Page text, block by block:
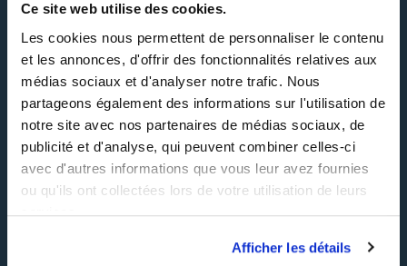
Ce site web utilise des cookies.
Les cookies nous permettent de personnaliser le contenu
et les annonces, d'offrir des fonctionnalités relatives aux
médias sociaux et d'analyser notre trafic. Nous
partageons également des informations sur l'utilisation de
notre site avec nos partenaires de médias sociaux, de
publicité et d'analyse, qui peuvent combiner celles-ci
avec d'autres informations que vous leur avez fournies
ou qu'ils ont collectées lors de votre utilisation de leurs
services.
Afficher les détails
Nos formations
Contactez-nous
INHNI recrute
FAQ
CGV
Suivez-nous !